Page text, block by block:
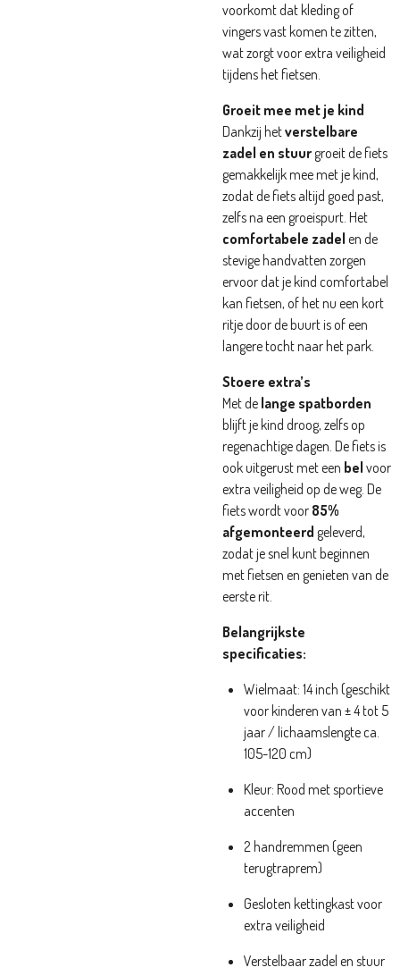
voorkomt dat kleding of
vingers vast komen te zitten,
wat zorgt voor extra veiligheid
tijdens het fietsen.
Groeit mee met je kind
Dankzij hetverstelbare
zadel en stuur groeit de fiets
gemakkelijk mee met je kind,
zodat de fiets altijd goed past,
zelfs na een groeispurt. Het
comfortabele zadel en de
stevige handvatten zorgen
ervoor dat je kind comfortabel
kan fietsen, of het nu een kort
ritje door de buurt is of een
langere tocht naar het park.
Stoere extra’s
Met de lange spatborden
blijft je kind droog, zelfs op
regenachtige dagen. De fiets is
ook uitgerust met een bel voor
extra veiligheid op de weg. De
fiets wordt voor 85%
afgemonteerd geleverd,
zodat je snel kunt beginnen
met fietsen en genieten van de
eerste rit.
Belangrijkste
specificaties:
Wielmaat: 14 inch (geschikt
voor kinderen van ± 4 tot 5
jaar / lichaamslengte ca.
105-120 cm)
Kleur: Rood met sportieve
accenten
2 handremmen (geen
terugtraprem)
Gesloten kettingkast voor
extra veiligheid
Verstelbaar zadel en stuur